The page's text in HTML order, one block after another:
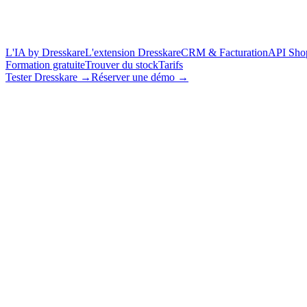
L'IA by DresskareL'extension DresskareCRM & FacturationAPI
Formation gratuiteTrouver du stockTarifs
Tester Dresskare →Réserver une démo →